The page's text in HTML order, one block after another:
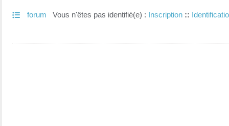
forum Vous n'êtes pas identifié(e) : Inscription ::